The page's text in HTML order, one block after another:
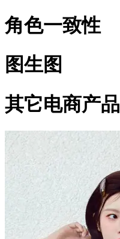
角色一致性
图生图
其它电商产品